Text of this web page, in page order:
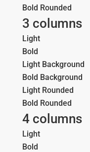
Bold Rounded
3 columns
Light
Bold
Light Background
Bold Background
Light Rounded
Bold Rounded
4 columns
Light
Bold